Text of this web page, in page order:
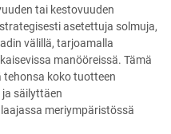
tai kestovuuden
asetettuja solmuja,
välillä, tarjoamalla
manööreissä. Tämä
koko tuotteen
säilyttäen
meriympäristössä